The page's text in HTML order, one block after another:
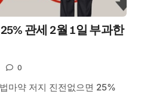
관세 2월 1일 부과한
0
마약 저지 진전없으면 25%